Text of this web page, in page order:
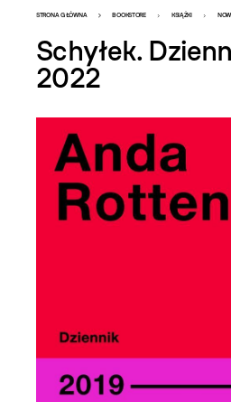
Bookstore
-
szablon
szczegóły
STRONA GŁÓWNA BOOKSTORE KSIĄŻKI
Schyłek.
2022